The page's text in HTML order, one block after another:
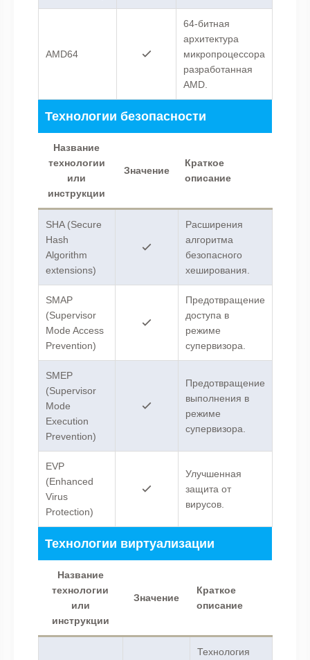
AMD64
64-битная
архитектура
микропроцессора
разработанная
AMD.
Технологии безопасности
Название
технологии
или
инструкции
Значение
Краткое
описание
SHA (Secure
Hash
Algorithm
extensions)
Расширения
алгоритма
безопасного
хеширования.
SMAP
(Supervisor
Mode Access
Prevention)
Предотвращение
доступа в
режиме
супервизора.
SMEP
(Supervisor
Mode
Execution
Prevention)
Предотвращение
выполнения в
режиме
супервизора.
EVP
(Enhanced
Virus
Protection)
Улучшенная
защита от
вирусов.
Технологии виртуализации
Название
технологии
или
инструкции
Значение
Краткое
описание
Технология